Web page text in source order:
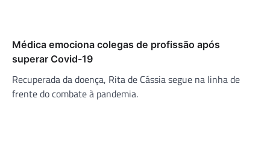
Médica emociona colegas de profissão após
superar Covid-19
Recuperada da doença, Rita de Cássia segue na linha de
frente do combate à pandemia.